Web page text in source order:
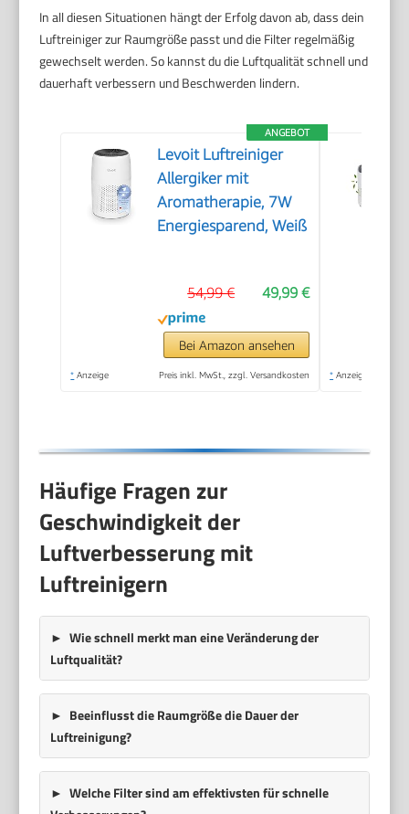
In all diesen Situationen hängt der Erfolg davon ab, dass dein
Luftreiniger zur Raumgröße passt und die Filter regelmäßig
gewechselt werden. So kannst du die Luftqualität schnell und
dauerhaft verbessern und Beschwerden lindern.
ANGEBOT
Levoit Luftreiniger
Allergiker mit
Aromatherapie, 7W
Energiesparend, Weiß
49,99 €
54,99 €
Bei Amazon ansehen
* Anzeige Preis inkl. MwSt., zzgl. Versandkosten * Anzeige
Häufige Fragen zur
Geschwindigkeit der
Luftverbesserung mit
Luftreinigern
Wie schnell merkt man eine Veränderung der
Luftqualität?
Beeinflusst die Raumgröße die Dauer der
Luftreinigung?
Welche Filter sind am effektivsten für schnelle